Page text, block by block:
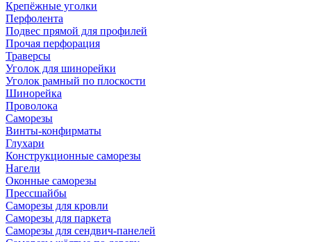
Крепёжные уголки
Перфолента
Подвес прямой для профилей
Прочая перфорация
Траверсы
Уголок для шинорейки
Уголок рамный по плоскости
Шинорейка
Проволока
Саморезы
Винты-конфирматы
Глухари
Конструкционные саморезы
Нагели
Оконные саморезы
Прессшайбы
Саморезы для кровли
Саморезы для паркета
Саморезы для сендвич-панелей